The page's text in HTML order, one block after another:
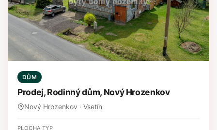
DŮM
Prodej, Rodinný dům, Nový Hrozenkov
Nový Hrozenkov · Vsetín
PLOCHA TYP